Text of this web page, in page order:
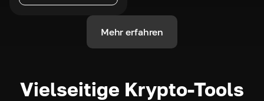
Mehr erfahren
Vielseitige Krypto-Tools